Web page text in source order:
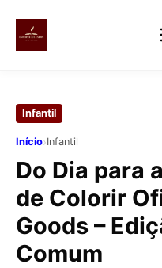
conteúdo
principal
Infantil
Início›Infantil
Do Dia para
de Colorir
Goods –
Comum